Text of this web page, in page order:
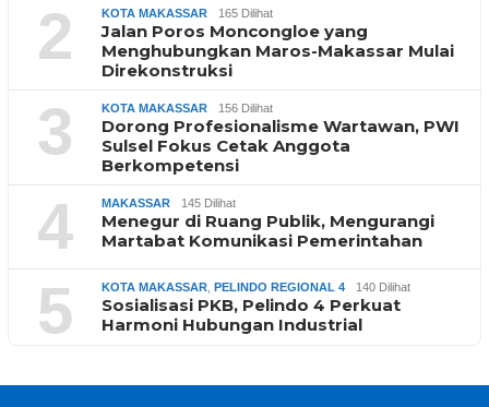
2 KOTA MAKASSAR 165 Dilihat
Jalan Poros Moncongloe yang
Menghubungkan Maros-Makassar Mulai
Direkonstruksi
3 KOTA MAKASSAR 156 Dilihat
Dorong Profesionalisme Wartawan, PWI
Sulsel Fokus Cetak Anggota
Berkompetensi
4 MAKASSAR 145 Dilihat
Menegur di Ruang Publik, Mengurangi
Martabat Komunikasi Pemerintahan
5 KOTA MAKASSAR PELINDO REGIONAL 4 140 Dilihat
Sosialisasi PKB, Pelindo 4 Perkuat
Harmoni Hubungan Industrial